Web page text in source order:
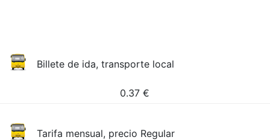
Billete de ida, transporte local
0.37 €
Tarifa mensual, precio Regular